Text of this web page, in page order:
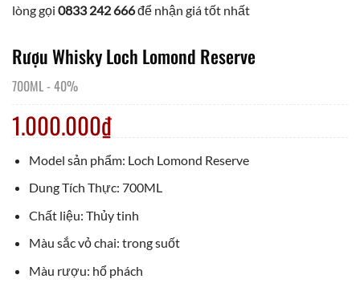
lòng gọi 0833 242 666để nhận giá tốt nhất
Rượu Whisky Loch Lomond Reserve
700ML- 40%
1.000.000₫
Model sản phẩm: Loch Lomond Reserve
Dung Tích Thực: 700ML
Chất liệu: Thủy tinh
Màu sắc vỏ chai: trong suốt
Màu rượu: hổ phách